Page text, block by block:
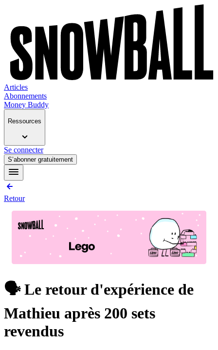
Articles
Abonnements
Money Buddy
Ressources
Se connecter
S’abonner gratuitement
Retour
🗣️ Le retour d'expérience de
Mathieu après 200 sets
revendus